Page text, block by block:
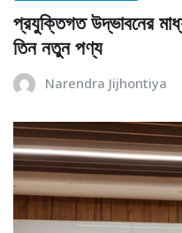
প্রযুক্তিগত উদ্ভাবনের
তিন নতুন পণ্য
Narendra Jijhontiya